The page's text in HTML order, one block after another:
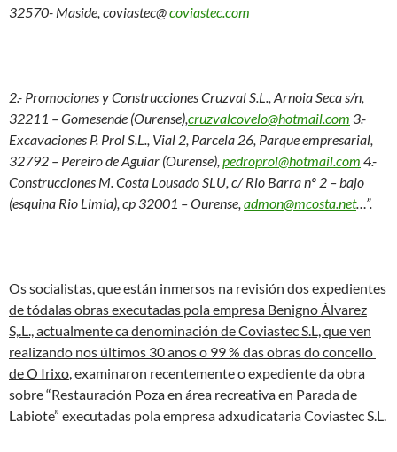
32570- Maside, coviastec@coviastec.com
2.- Promociones y Construcciones Cruzval S.L., Arnoia Seca s/n,
32211 – Gomesende (Ourense),cruzvalcovelo@hotmail.com 3.-
Excavaciones P. Prol S.L., Vial 2, Parcela 26, Parque empresarial,
32792 – Pereiro de Aguiar (Ourense), pedroprol@hotmail.com 4.-
Construcciones M. Costa Lousado SLU, c/ Rio Barra nº 2 – bajo
(esquina Rio Limia), cp 32001 – Ourense, admon@mcosta.net…”.
Os socialistas, que están inmersos na revisión dos expedientes
de tódalas obras executadas pola empresa Benigno Álvarez
S,.L., actualmente ca denominación de Coviastec S.L, que ven
realizando nos últimos 30 anos o 99 % das obras do concello
de O Irixo , examinaron recentemente o expediente da obra
sobre “Restauración Poza en área recreativa en Parada de
Labiote” executadas pola empresa adxudicataria Coviastec S.L.